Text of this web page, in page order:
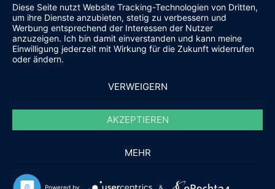
Diese Seite nutzt Website Tracking-Technologien von Dritten,
um ihre Dienste anzubieten, stetig zu verbessern und
Werbung entsprechend der Interessen der Nutzer
anzuzeigen. Ich bin damit einverstanden und kann meine
Einwilligung jederzeit mit Wirkung für die Zukunft widerrufen
oder ändern.
VERWEIGERN
AKZEPTIEREN
MEHR
Powered by &